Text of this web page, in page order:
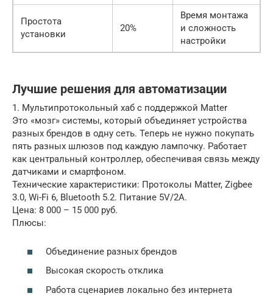
Простота
установки
20%
Время монтажа
и сложность
настройки
Лучшие решения для автоматизации
1. Мультипротокольный хаб с поддержкой Matter
Это «мозг» системы, который объединяет устройства
разных брендов в одну сеть. Теперь не нужно покупать
пять разных шлюзов под каждую лампочку. Работает
как центральный контроллер, обеспечивая связь между
датчиками и смартфоном.
Технические характеристики: Протоколы Matter, Zigbee
3.0, Wi-Fi 6, Bluetooth 5.2. Питание 5V/2A.
Цена: 8 000 – 15 000 руб.
Плюсы:
Объединение разных брендов
Высокая скорость отклика
Работа сценариев локально без интернета